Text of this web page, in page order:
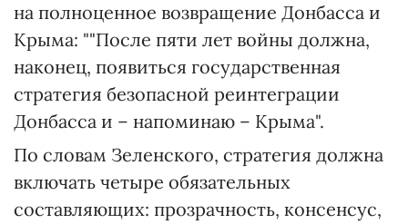
на полноценное возвращение Донбасса и
Крыма: ""После пяти лет войны должна,
наконец, появиться государственная
стратегия безопасной реинтеграции
Донбасса и – напоминаю – Крыма".
По словам Зеленского, стратегия должна
включать четыре обязательных
составляющих: прозрачность, консенсус,